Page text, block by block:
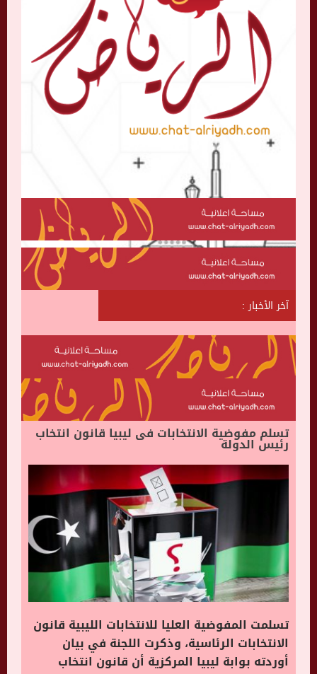
آخر الأخبار :
تسلم مفوضية الانتخابات فى ليبيا قانون انتخاب
رئيس الدولة
تسلمت المفوضية العليا للانتخابات الليبية قانون
الانتخابات الرئاسية، وذكرت اللجنة في بيان
أوردته بوابة ليبيا المركزية أن قانون انتخاب